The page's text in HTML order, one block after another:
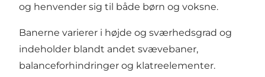
og henvender sig til både børn og voksne.
Banerne varierer i højde og sværhedsgrad og
indeholder blandt andet svævebaner,
balanceforhindringer og klatreelementer.